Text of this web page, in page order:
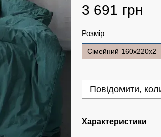
3 691 грн
Розмір
Сімейний 160x220x2
Повідомити,
Характеристики